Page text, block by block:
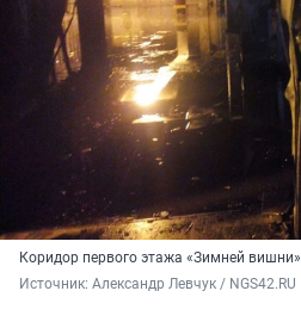
Коридор первого этажа «Зимней вишни»
Источник: Александр Левчук / NGS42.RU